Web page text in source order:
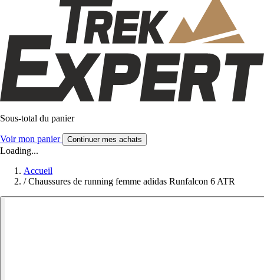
Sous-total du panier
Voir mon panier Continuer mes achats
Loading...
Accueil
/ Chaussures de running femme adidas Runfalcon 6 ATR